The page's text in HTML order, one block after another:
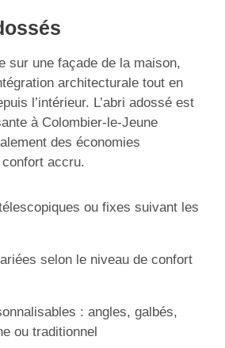
sur une façade de la maison,
architecturale tout en
l’intérieur. L’abri adossé est
à Colombier-le-Jeune
des économies
accru.
ou fixes suivant les
selon le niveau de confort
: angles, galbés,
ou traditionnel